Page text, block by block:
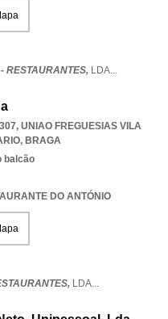
RESTAURANTES, LDA...
, UNIAO FREGUESIAS VILA
, BRAGA
balcão
DO ANTÓNIO
LDA...